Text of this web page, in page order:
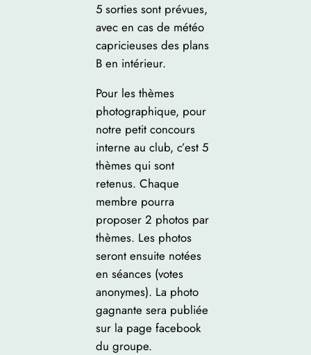
5 sorties sont prévues,
avec en cas de météo
capricieuses des plans
B en intérieur.
Pour les thèmes
photographique, pour
notre petit concours
interne au club, c’est 5
thèmes qui sont
retenus. Chaque
membre pourra
proposer 2 photos par
thèmes. Les photos
seront ensuite notées
en séances (votes
anonymes). La photo
gagnante sera publiée
sur la page facebook
du groupe.